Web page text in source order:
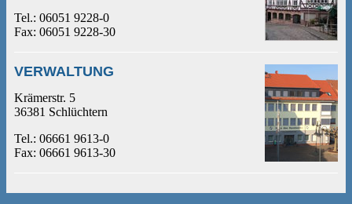
Tel.: 06051 9228-0
Fax: 06051 9228-30
VERWALTUNG
Krämerstr. 5
36381 Schlüchtern
Tel.: 06661 9613-0
Fax: 06661 9613-30